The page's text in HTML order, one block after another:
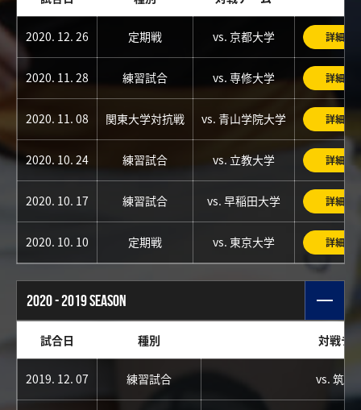
2020. 12. 26 定期戦 vs. 京都大学 詳細
2020. 11. 28 練習試合 vs. 専修大学 詳細
2020. 11. 08 関東大学対抗戦 vs. 青山学院大学 詳細
2020. 10. 24 練習試合 vs. 立教大学 詳細
2020. 10. 17 練習試合 vs. 早稲田大学 詳細
2020. 10. 10 定期戦 vs. 東京大学 詳細
2020 - 2019 SEASON
試合日 種別 対戦チ
2019. 12. 07 練習試合 vs. 筑波